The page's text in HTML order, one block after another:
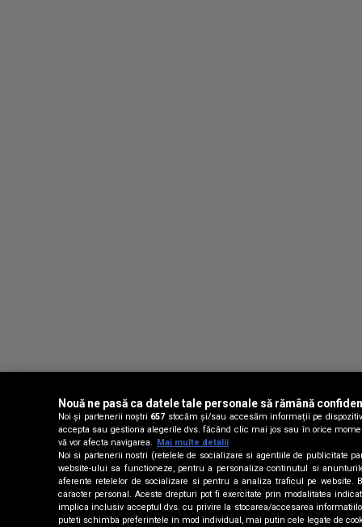
Nouă ne pasă ca datele tale personale să rămână
Noi și partenerii noștri 657 stocăm și/sau accesăm informații pe
accepta sau gestiona alegerile dvs. făcând clic mai jos sau în orice
vă vor afecta navigarea.
Mai multe detalii
Noi si partenerii nostri (retelele de socializare si agentiile de publicitate
website-ului sa functioneze, pentru a personaliza continutul si
aferente retelelor de socializare si pentru a analiza traficul pe website.
caracter personal. Aceste drepturi pot fi exercitate prin modalitatea
implica inclusiv acceptul dvs. cu privire la stocarea/accesarea informatiilor
puteti schimba preferintele in mod individual, mai putin cele legate de